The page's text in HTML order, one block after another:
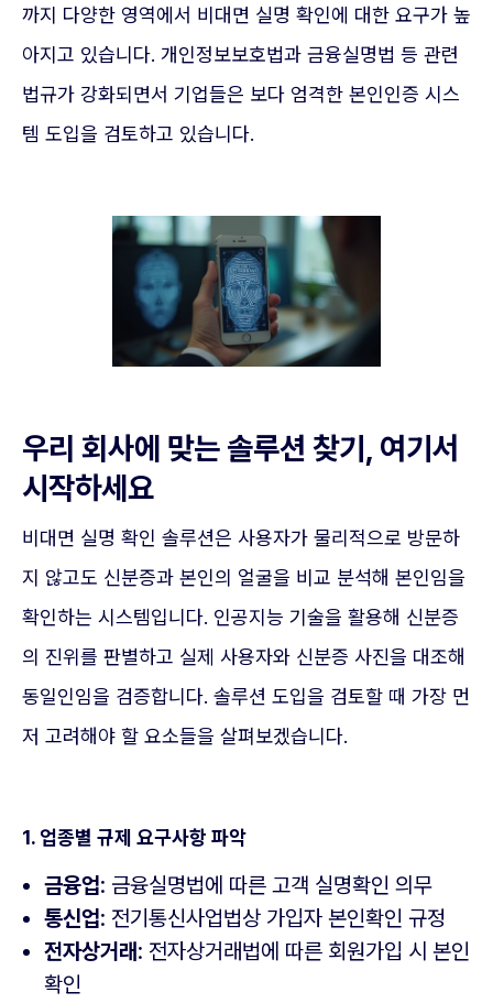
까지 다양한 영역에서 비대면 실명 확인에 대한 요구가 높
아지고 있습니다. 개인정보보호법과 금융실명법 등 관련
법규가 강화되면서 기업들은 보다 엄격한 본인인증 시스
템 도입을 검토하고 있습니다.
우리 회사에 맞는 솔루션 찾기, 여기서
시작하세요
비대면 실명 확인 솔루션은 사용자가 물리적으로 방문하
지 않고도 신분증과 본인의 얼굴을 비교 분석해 본인임을
확인하는 시스템입니다. 인공지능 기술을 활용해 신분증
의 진위를 판별하고 실제 사용자와 신분증 사진을 대조해
동일인임을 검증합니다. 솔루션 도입을 검토할 때 가장 먼
저 고려해야 할 요소들을 살펴보겠습니다.
1. 업종별 규제 요구사항 파악
금융업: 금융실명법에 따른 고객 실명확인 의무
통신업: 전기통신사업법상 가입자 본인확인 규정
전자상거래: 전자상거래법에 따른 회원가입 시 본인
확인